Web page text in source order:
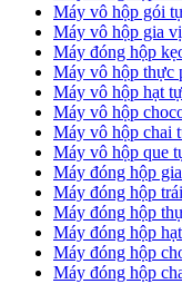
Máy vô hộp gói
Máy vô hộp gia
Máy đóng hộp
Máy vô hộp thực
Máy vô hộp hạt
Máy vô hộp
Máy vô hộp chai
Máy vô hộp que
Máy đóng hộp
Máy đóng hộp
Máy đóng hộp
Máy đóng hộp
Máy đóng hộp
Máy đóng hộp